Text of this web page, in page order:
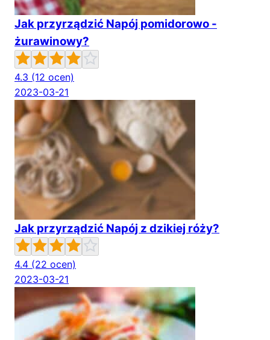
Jak przyrządzić Napój pomidorowo -
żurawinowy?
4.3 (12 ocen)
2023-03-21
Jak przyrządzić Napój z dzikiej róży?
4.4 (22 ocen)
2023-03-21